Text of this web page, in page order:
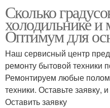
Сколько
холодильнике и
Оптимум для
Наш сервисный центр
ремонту бытовой техники
Ремонтируем любые
техники. Оставьте заявку,
Оставить заявку